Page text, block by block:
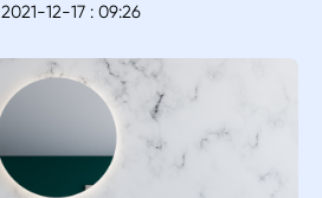
2021-12-17 : 09:26